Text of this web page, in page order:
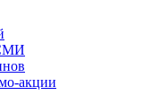
акции